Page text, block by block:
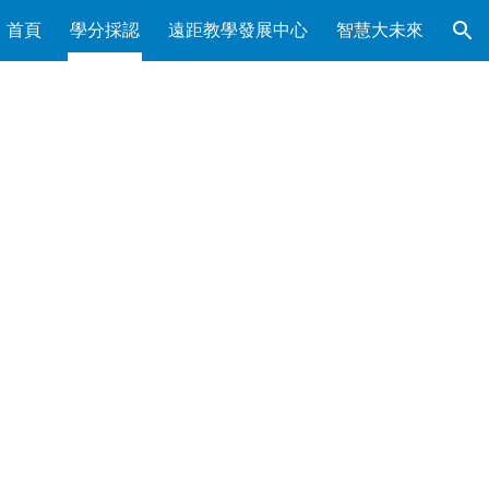
首頁 學分採認 遠距教學發展中心 智慧大未來